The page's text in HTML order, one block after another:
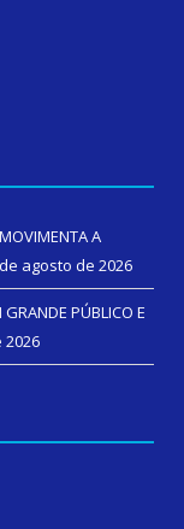
A
agosto de 2026
PÚBLICO E
2026